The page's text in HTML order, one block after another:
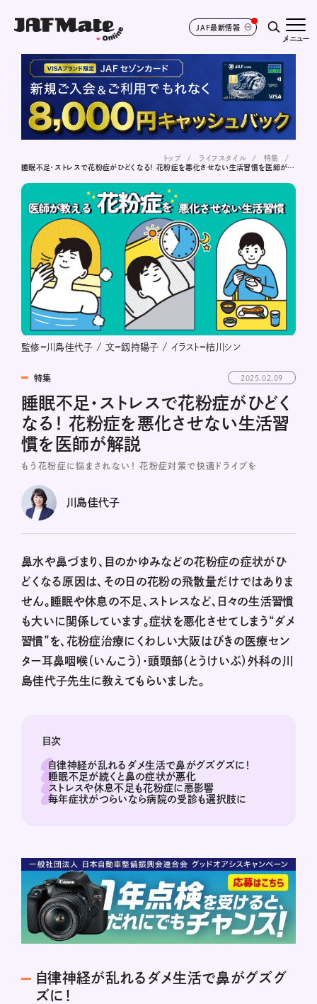
JAF最新情報
メニュー
トップ ライフスタイル
特集
睡眠不足・ストレスで花粉症がひどくなる！ 花粉症を悪化させない生活習慣を医師が解説
監修＝川島佳代子 / 文＝釼持陽子 / イラスト＝桔川シン
特集 2025.02.09
睡眠不足・ストレスで花粉症がひどく
なる！ 花粉症を悪化させない生活習
慣を医師が解説
もう花粉症に悩まされない！ 花粉症対策で快適ドライブを
川島佳代子
鼻水や鼻づまり、目のかゆみなどの花粉症の症状がひ
どくなる原因は、その日の花粉の飛散量だけではありま
せん。睡眠や休息の不足、ストレスなど、日々の生活習慣
も大いに関係しています。症状を悪化させてしまう“ダメ
習慣”を、花粉症治療にくわしい大阪はびきの医療セン
ター耳鼻咽喉（いんこう）・頭頸部（とうけいぶ）外科の川
島佳代子先生に教えてもらいました。
目次
自律神経が乱れるダメ生活で鼻がグズグズに！
睡眠不足が続くと鼻の症状が悪化
ストレスや休息不足も花粉症に悪影響
毎年症状がつらいなら病院の受診も選択肢に
自律神経が乱れるダメ生活で鼻がグズグ
ズに！